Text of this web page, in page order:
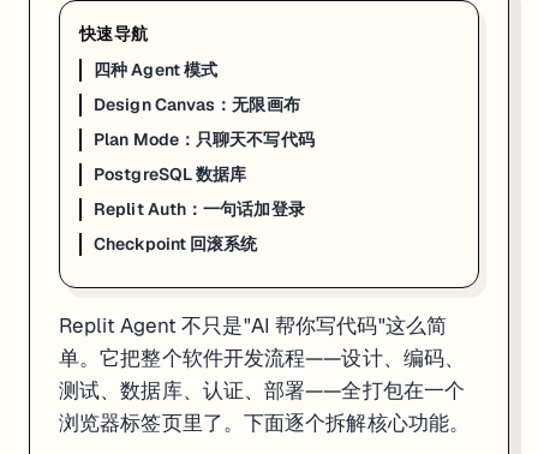
四种 Agent 模式
Agent 4 提供四种工作模式，在聊天输入框左下角可以切换：
模式 用途 速度
费用
改颜色、修小 bug、调文案 快
最低
Economy 大部分日常开发 标准
Agent 3 的 1/3
快速导航
四种 Agent 模式
Design Canvas：无限画布
Plan Mode：只聊天不写代码
PostgreSQL 数据库
Replit Auth：一句话加登录
Checkpoint 回滚系统
Replit Agent 不只是"AI 帮你写代码"这么简
单。它把整个软件开发流程——设计、编码、
测试、数据库、认证、部署——全打包在一个
浏览器标签页里了。下面逐个拆解核心功能。